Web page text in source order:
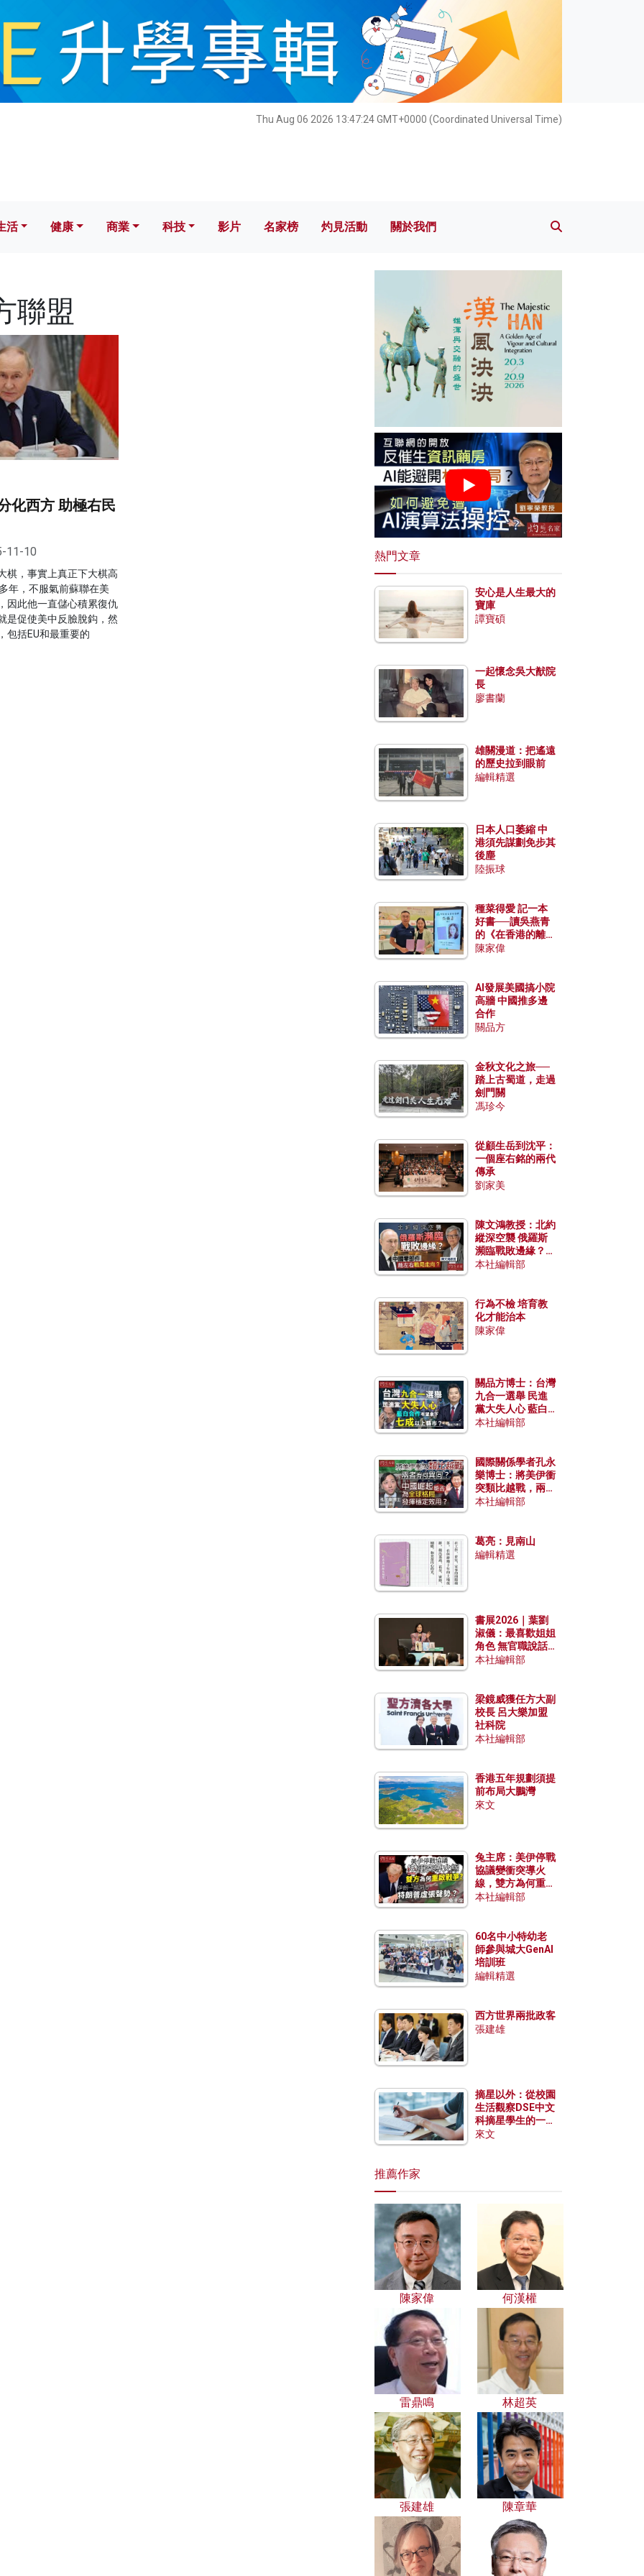
Thu Aug 06 2026 13:47:25 GMT+0000 (Coordinated Universal Time)
健康 科技 影片 名家榜 灼見活動 關於我們
活 健康 商業 科技 影片 名家榜 灼見活動 關於我們
聯盟
化西方 助極右民
11-10
棋，事實上真正下大棋高
年，不服氣前蘇聯在美
因此他一直儲心積累復仇
是促使美中反臉脫鈎，然
包括EU和最重要的
熱門文章
安心是人生最大的
寶庫
譚寶碩
一起懷念吳大猷院
長
廖書蘭
雄關漫道：把遙遠
的歷史拉到眼前
編輯精選
日本人口萎縮 中
港須先謀劃免步其
後塵
陸振球
種菜得愛 記一本
好書──讀吳燕青
的《在香港的離島
種菜》
陳家偉
AI發展美國搞小院
高牆 中國推多邊
合作
關品方
金秋文化之旅──
踏上古蜀道，走過
劍門關
馮珍今
從顧生岳到沈平：
一個座右銘的兩代
傳承
劉家美
陳文鴻教授：北約
縱深空襲 俄羅斯
瀕臨戰敗邊緣？中
國零部件能左右戰
本社編輯部
行為不檢 培育教
化才能治本
陳家偉
關品方博士：台灣
九合一選舉 民進
黨大失人心 藍白
合作有望拿下七成
本社編輯部
國際關係學者孔永
樂博士：將美伊衝
突類比越戰，兩者
有何異同？中國崛
本社編輯部
葛亮：見南山
編輯精選
書展2026｜葉劉
淑儀：最喜歡姐姐
角色 無官職說話
包袱少
本社編輯部
梁鏡威獲任方大副
校長 呂大樂加盟
社科院
本社編輯部
香港五年規劃須提
前布局大鵬灣
來文
兔主席：美伊停戰
協議變衝突導火
線，雙方為何重啟
戰爭？伊朗一早洞
本社編輯部
60名中小特幼老
師參與城大GenAI
培訓班
編輯精選
西方世界兩批政客
張建雄
摘星以外：從校園
生活觀察DSE中文
科摘星學生的一點
特質
來文
推薦作家
陳家偉 何漢權
雷鼎鳴 林超英
張建雄 陳章華